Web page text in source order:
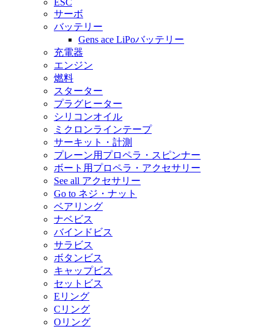
ESC
サーボ
バッテリー
Gens ace LiPoバッテリー
充電器
エンジン
燃料
スターター
プラグヒーター
シリコンオイル
ミクロンラインテープ
サーキット・計測
プレーン用プロペラ・スピンナー
ボート用プロペラ・アクセサリー
See all アクセサリー
Go to ネジ・ナット
ベアリング
ナベビス
バインドビス
サラビス
ボタンビス
キャップビス
セットビス
Eリング
Cリング
Oリング